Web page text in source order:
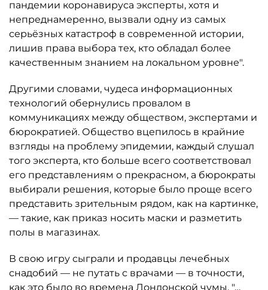
пандемии коронавируса эксперты, хотя и
непреднамеренно, вызвали одну из самых
серьёзных катастроф в современной истории,
лишив права выбора тех, кто обладал более
качественным знанием на локальном уровне".
Другими словами, чудеса информационных
технологий обернулись провалом в
коммуникациях между обществом, экспертами и
бюрократией. Общество вцепилось в крайние
взгляды на проблему эпидемии, каждый слушал
того эксперта, кто больше всего соответствовал
его представлениям о прекрасном, а бюрократы
выбирали решения, которые было проще всего
представить зрительным рядом, как на картинке,
— такие, как приказ носить маски и разметить
полы в магазинах.
В свою игру сыграли и продавцы лечебных
снадобий — не путать с врачами — в точности,
как это было во времена Лондонской чумы. "…